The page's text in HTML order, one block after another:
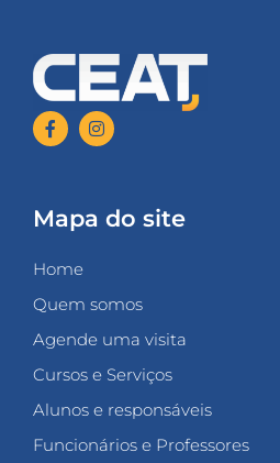
Mapa do site
Home
Quem somos
Agende uma visita
Cursos e Serviços
Alunos e responsáveis
Funcionários e Professores